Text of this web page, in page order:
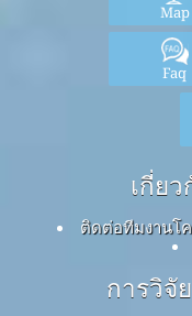
Map
Faq
เกี่ย
ติดต่อทีมงานโ
การวิจั